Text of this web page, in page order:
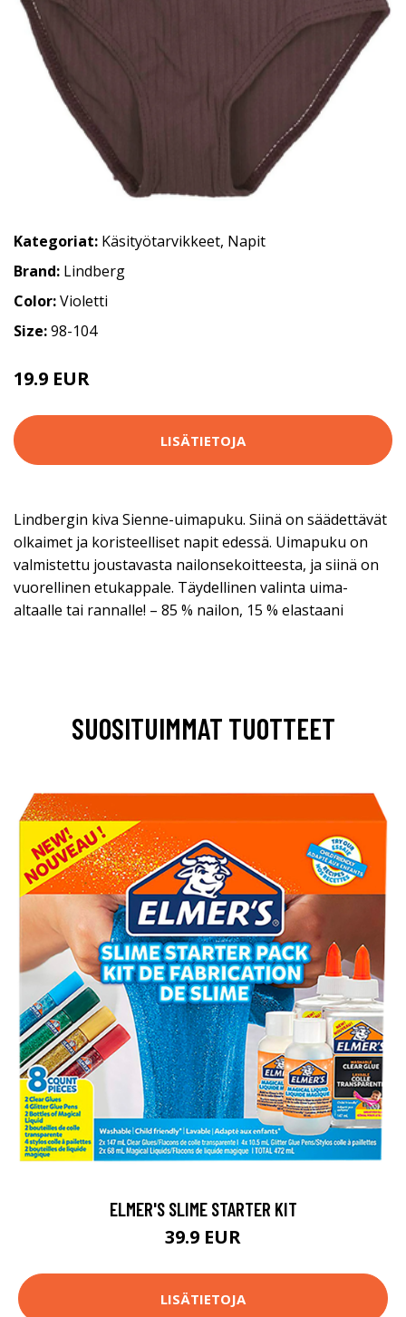
Kategoriat: Käsityötarvikkeet, Napit
Brand: Lindberg
Color:Violetti
Size:98-104
19.9 EUR
LISÄTIETOJA
Lindbergin kiva Sienne-uimapuku. Siinä on säädettävät
olkaimet ja koristeelliset napit edessä. Uimapuku on
valmistettu joustavasta nailonsekoitteesta, ja siinä on
vuorellinen etukappale. Täydellinen valinta uima-
altaalle tai rannalle! – 85 % nailon, 15 % elastaani
SUOSITUIMMAT TUOTTEET
ELMER'S SLIME STARTER KIT
39.9 EUR
LISÄTIETOJA